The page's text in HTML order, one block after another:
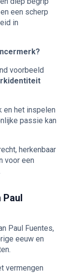
een scherp
in
voorbeeld
en het inspelen
passie kan
herkenbaar
voor een
Paul
Paul Fuentes,
eeuw en
vermengen